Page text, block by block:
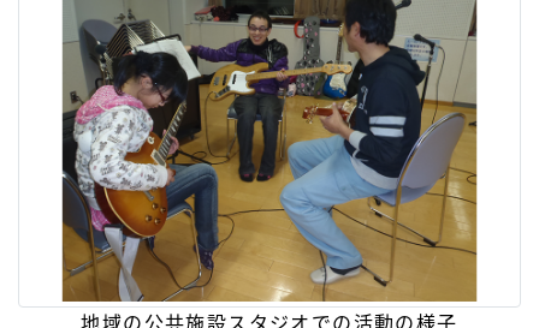
地域の公共施設スタジオでの活動の様子